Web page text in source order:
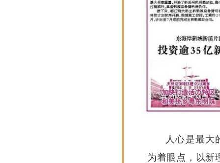
人心是最大
为着眼点，以新